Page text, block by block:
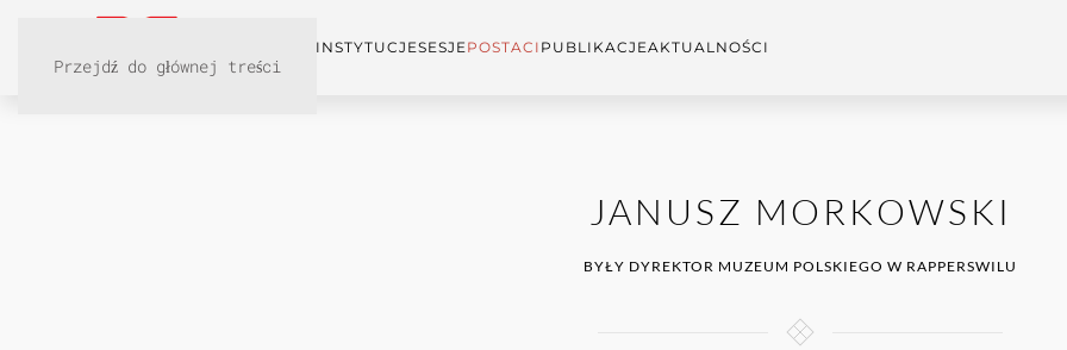
Przejdź do głównej treści
INSTYTUCJESESJEPOSTACI PUBLIKACJEAKTUALNOŚCI
JANUSZ MORKOWSKI
BYŁY DYREKTOR MUZEUM POLSKIEGO W RAPPERSWILU